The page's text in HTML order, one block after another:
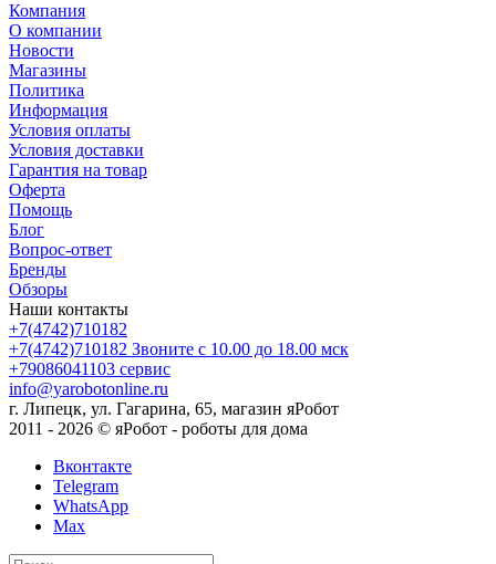
Компания
О компании
Новости
Магазины
Политика
Информация
Условия оплаты
Условия доставки
Гарантия на товар
Оферта
Помощь
Блог
Вопрос-ответ
Бренды
Обзоры
Наши контакты
+7(4742)710182
+7(4742)710182 Звоните с 10.00 до 18.00 мск
+79086041103 сервис
info@yarobotonline.ru
г. Липецк, ул. Гагарина, 65, магазин яРобот
2011 - 2026 © яРобот - роботы для дома
Вконтакте
Telegram
WhatsApp
Max